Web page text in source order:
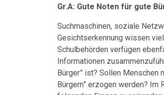
Gr.A: Gute Noten für gute
Suchmaschinen, soziale
Gesichtserkennung wissen
Schulbehörden verfügen
Informationen
Bürger” ist? Sollen Menschen
Bürgern” erzogen werden?